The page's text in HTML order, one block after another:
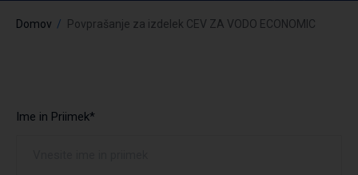
Domov Povprašanje za izdelek CEV ZA VODO ECONOMIC
Ime in Priimek*